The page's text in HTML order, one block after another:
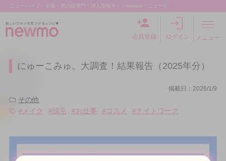
ニューハーフ・女装・男の娘専門！求人情報サイトnewmo「ニューモ」
会員登録 ログイン メニュー
にゅーこみゅ。大調査！結果報告（2025年分）
その他
#メイク
#脱毛 #お仕事 #コスメ #ナイトワーク
掲載日：2026/1/9